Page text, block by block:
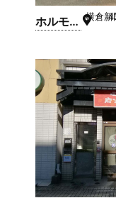
ホルモン
小山店
横倉新